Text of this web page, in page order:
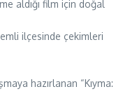
aldığı film için doğal
ilçesinde çekimleri
hazırlanan “Kıyma: